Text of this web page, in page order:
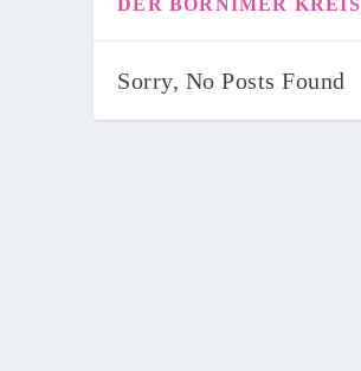
DER BORNIMER KREIS
Sorry, No Posts Found